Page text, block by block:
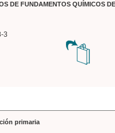
DE FUNDAMENTOS QUÍMICOS
3
primaria